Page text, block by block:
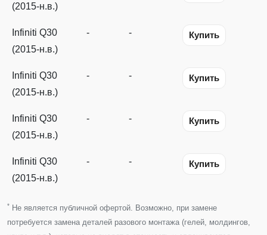
(2015-н.в.)
Infiniti Q30
(2015-н.в.)
- - Купить
Infiniti Q30
(2015-н.в.)
- - Купить
Infiniti Q30
(2015-н.в.)
- - Купить
Infiniti Q30
(2015-н.в.)
- - Купить
* Не является публичной офертой. Возможно, при замене
потребуется замена деталей разового монтажа (гелей, молдингов,